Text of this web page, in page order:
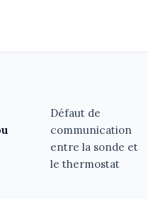
Défaut de
communication
entre la sonde et
le thermostat